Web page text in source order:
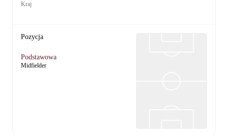
Kraj
Pozycja
Podstawowa
Midfielder